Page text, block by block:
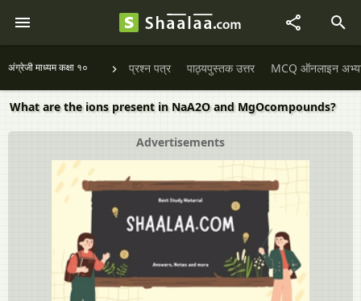
अंग्रेजी माध्यम कक्षा १० प्रश्न पत्र पाठ्यपुस्तक उत्तर MCQ ऑनलाइन
What are the ions present in NaA2O and MgOcompounds?
Advertisements